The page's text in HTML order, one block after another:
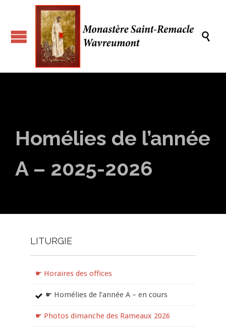

Homélies de l’année
A – 2025-2026
LITURGIE
☛ Horaires des offices
☛ Homélies de l’année A – en cours
☛ Photos dimanche des Rameaux 2026